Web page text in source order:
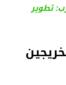
تطوير